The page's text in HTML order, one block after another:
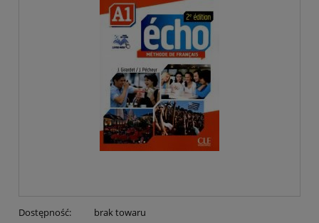
Dostępność: brak towaru